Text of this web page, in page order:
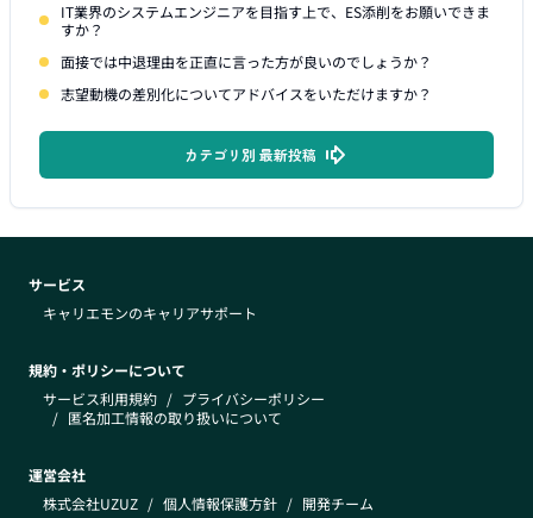
IT業界のシステムエンジニアを目指す上で、ES添削をお願いできま
すか？
面接では中退理由を正直に言った方が良いのでしょうか？
志望動機の差別化についてアドバイスをいただけますか？
カテゴリ別 最新投稿
サービス
キャリエモンのキャリアサポート
規約・ポリシーについて
サービス利用規約 / プライバシーポリシー
/ 匿名加工情報の取り扱いについて
運営会社
株式会社UZUZ / 個人情報保護方針 / 開発チーム